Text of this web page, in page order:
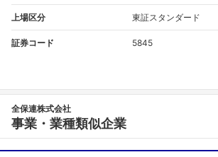
上場区分 東証スタンダード
証券コード 5845
全保連株式会社
事業・業種類似企業